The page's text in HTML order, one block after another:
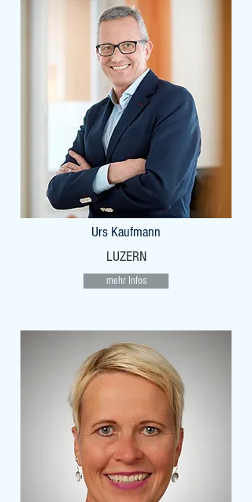
Urs Kaufmann
LUZERN
mehr Infos